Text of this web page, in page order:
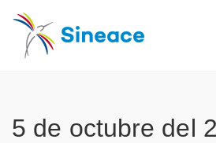
5 de octubre del